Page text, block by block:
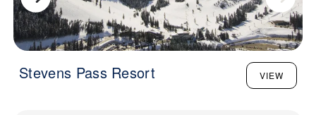
Stevens Pass Resort VIEW